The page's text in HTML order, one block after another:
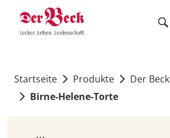
Startseite Produkte Der Beck
Birne-Helene-Torte